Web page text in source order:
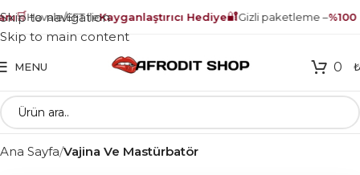
🛒Havale/EFT ileKayganlaştırıcı Hediye🔐Gizli paketleme –%100
Skip to navigation
Skip to main content
MENU 0 ₺
Ana Sayfa Vajina Ve Mastürbatör